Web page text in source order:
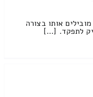
אותו בצורה
לתפקד. […]